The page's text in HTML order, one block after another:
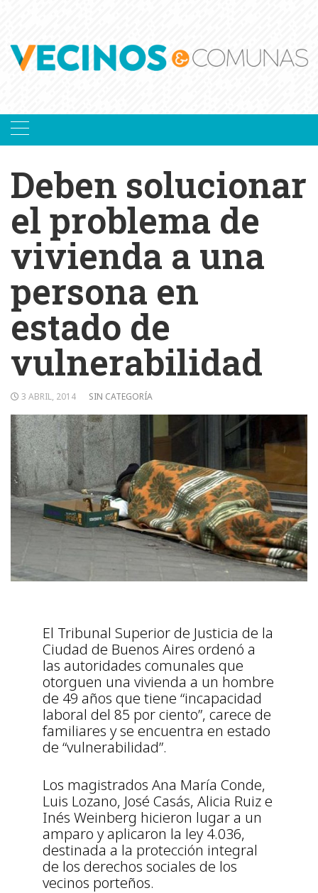
Deben solucionar
el problema de
vivienda a una
persona en
estado de
vulnerabilidad
3 ABRIL, 2014 SIN CATEGORÍA
El Tribunal Superior de Justicia de la
Ciudad de Buenos Aires ordenó a
las autoridades comunales que
otorguen una vivienda a un hombre
de 49 años que tiene “incapacidad
laboral del 85 por ciento”, carece de
familiares y se encuentra en estado
de “vulnerabilidad”.
Los magistrados Ana María Conde,
Luis Lozano, José Casás, Alicia Ruiz e
Inés Weinberg hicieron lugar a un
amparo y aplicaron la ley 4.036,
destinada a la protección integral
de los derechos sociales de los
vecinos porteños.